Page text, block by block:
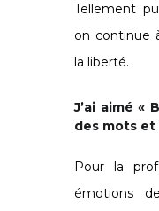
Tellement
on continue
la liberté.
J’ai aimé «
des mots et
Pour la
émotions